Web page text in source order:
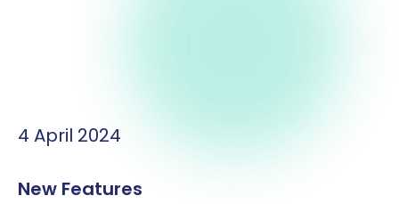
4 April 2024
New Features